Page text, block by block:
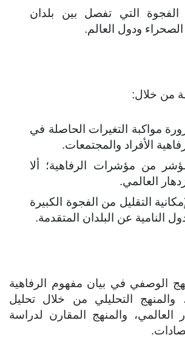
التي تفصل بين بلدان
ودول العالم.
خلال:
مواكبة التغيرات الحاصلة في
الأفراد والمجتمعات.
من مؤشرات الرفاهية؛ ألا
العالمي.
التقليل من الفجوة الكبيرة
عن البلدان المتقدمة.
في بيان مفهوم الرفاهية
التحليلي من خلال تحليل
والمنهج المقارن لدراسة